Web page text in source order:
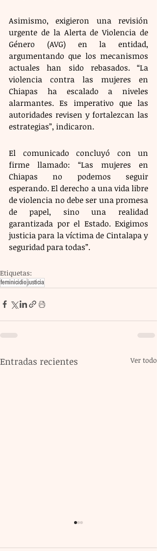
Asimismo, exigieron una revisión
urgente de la Alerta de Violencia de
Género (AVG) en la entidad,
argumentando que los mecanismos
actuales han sido rebasados. “La
violencia contra las mujeres en
Chiapas ha escalado a niveles
alarmantes. Es imperativo que las
autoridades revisen y fortalezcan las
estrategias”, indicaron.
El comunicado concluyó con un
firme llamado: “Las mujeres en
Chiapas no podemos seguir
esperando. El derecho a una vida libre
de violencia no debe ser una promesa
de papel, sino una realidad
garantizada por el Estado. Exigimos
justicia para la víctima de Cintalapa y
seguridad para todas”.
Etiquetas:
feminicidiojusticia
Entradas recientes Ver todo